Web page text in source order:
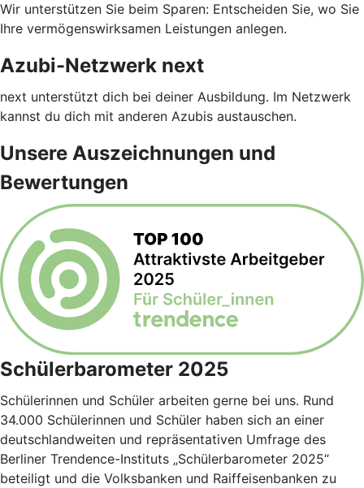
Wir unterstützen Sie beim Sparen: Entscheiden Sie, wo Sie
Ihre vermögenswirksamen Leistungen anlegen.
Azubi-Netzwerk next
next unterstützt dich bei deiner Ausbildung. Im Netzwerk
kannst du dich mit anderen Azubis austauschen.
Unsere Auszeichnungen und
Bewertungen
Schülerbarometer 2025
Schülerinnen und Schüler arbeiten gerne bei uns. Rund
34.000 Schülerinnen und Schüler haben sich an einer
deutschlandweiten und repräsentativen Umfrage des
Berliner Trendence-Instituts „Schülerbarometer 2025“
beteiligt und die Volksbanken und Raiffeisenbanken zu